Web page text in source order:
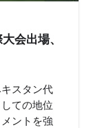
会出場、
スタン代
ての地位
ントを強